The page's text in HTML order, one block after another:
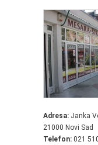
Adresa: Janka
21000 Novi Sad
Telefon: 021